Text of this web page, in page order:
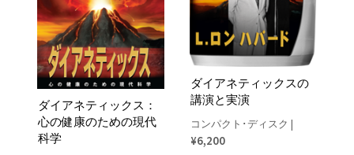
ダイアネティックス：
心の健康のための現代
科学
ダイアネティックスの
講演と実演
コンパクト･ディスク
¥6,200